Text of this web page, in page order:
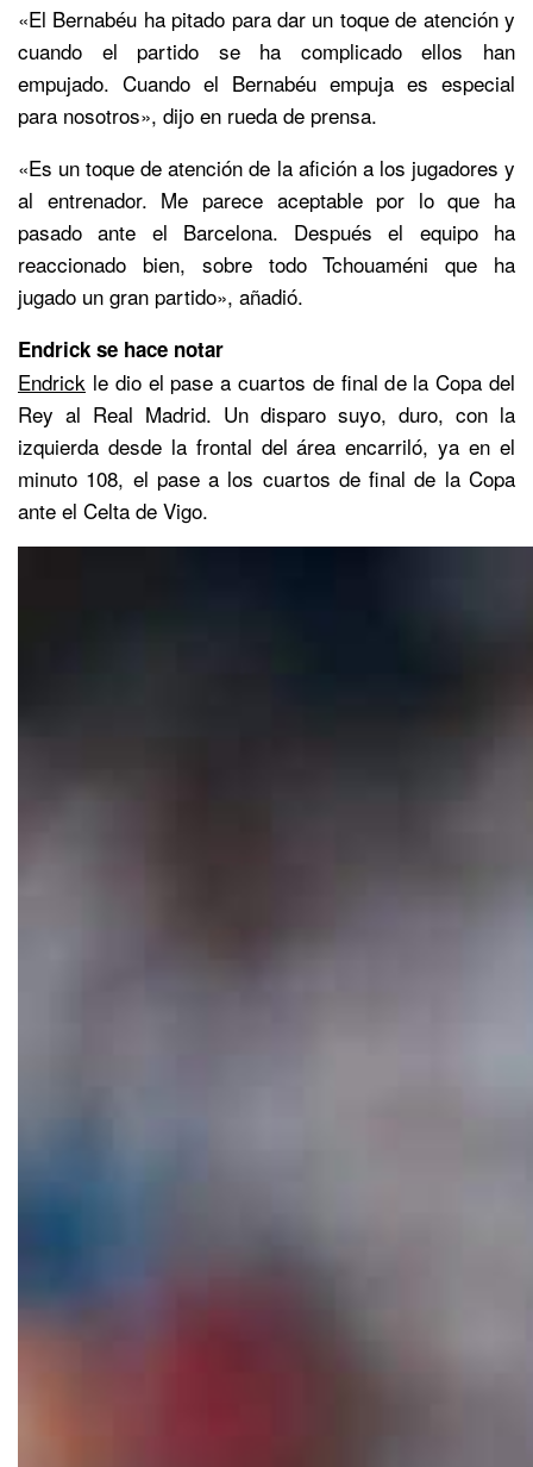
«El Bernabéu ha pitado para dar un toque de atención y
cuando el partido se ha complicado ellos han
empujado. Cuando el Bernabéu empuja es especial
para nosotros», dijo en rueda de prensa.
«Es un toque de atención de la afición a los jugadores y
al entrenador. Me parece aceptable por lo que ha
pasado ante el Barcelona. Después el equipo ha
reaccionado bien, sobre todo Tchouaméni que ha
jugado un gran partido», añadió.
Endrick se hace notar
Endrick le dio el pase a cuartos de final de la Copa del
Rey al Real Madrid. Un disparo suyo, duro, con la
izquierda desde la frontal del área encarriló, ya en el
minuto 108, el pase a los cuartos de final de la Copa
ante el Celta de Vigo.